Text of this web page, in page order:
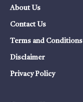
About Us
Contact Us
Terms and Conditions
Disclaimer
Privacy Policy